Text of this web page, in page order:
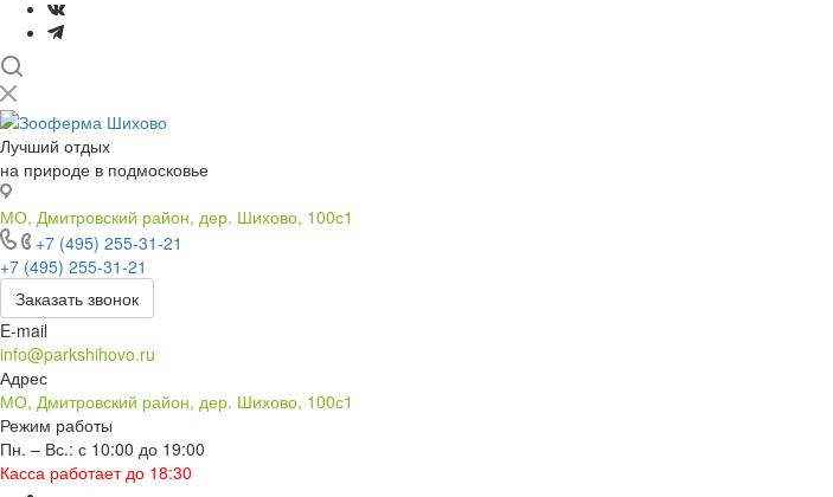
Лучший отдых
на природе в подмосковье
МО, Дмитровский район, дер. Шихово, 100с1
+7 (495) 255-31-21
+7 (495) 255-31-21
Заказать звонок
E-mail
info@parkshihovo.ru
Адрес
МО, Дмитровский район, дер. Шихово, 100с1
Режим работы
Пн. – Вс.: с 10:00 до 19:00
Касса работает до 18:30